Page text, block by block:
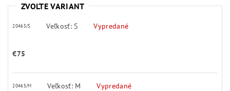
ZVOĽTE VARIANT
20465/S Veľkosť: S Vypredané
€75
20465/M Veľkosť: M Vypredané